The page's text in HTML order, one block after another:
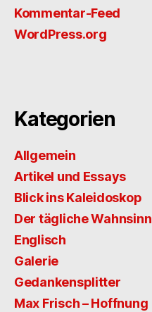
Kommentar-Feed
WordPress.org
Kategorien
Allgemein
Artikel und Essays
Blick ins Kaleidoskop
Der tägliche Wahnsinn
Englisch
Galerie
Gedankensplitter
Max Frisch – Hoffnung